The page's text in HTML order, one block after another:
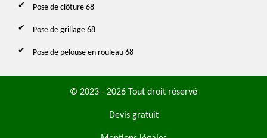
Pose de clôture 68
Pose de grillage 68
Pose de pelouse en rouleau 68
© 2023 - 2026 Tout droit réservé
Devis gratuit